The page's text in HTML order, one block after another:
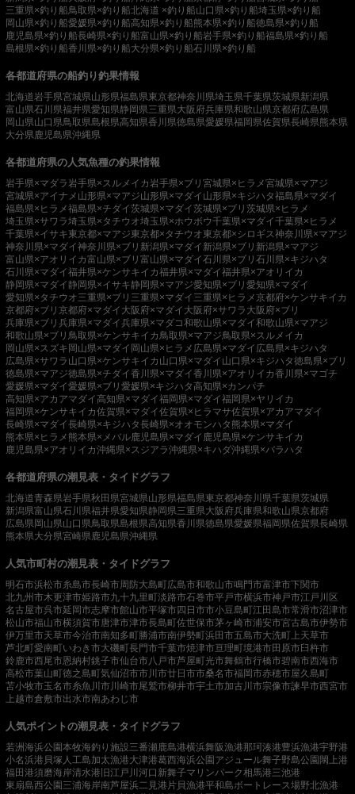
三重県×釣り船鳥取県×釣り船北海道 ×釣り船山口県×釣り船埼玉県×釣り船
岡山県×釣り船愛媛県×釣り船高知県×釣り船熊本県×釣り船徳島県×釣り船
鹿児島県×釣り船長崎県×釣り船富山県×釣り船岩手県×釣り船福島県×釣り船
島根県×釣り船香川県×釣り船大分県×釣り船石川県×釣り船
各都道府県の船釣り釣果情報
北海道岩手県宮城県山形県福島県東京都神奈川県埼玉県千葉県茨城県新潟県
富山県石川県福井県愛知県静岡県三重県大阪府兵庫県和歌山県京都府広島県
岡山県山口県鳥取県島根県高知県香川県徳島県愛媛県福岡県佐賀県長崎県熊本県
大分県 鹿児島県沖縄県
各都道府県の人気魚種の釣果情報
岩手県×マダラ 岩手県×スルメイカ 岩手県×ブリ 宮城県×ヒラメ宮城県×マアジ
宮城県×アイナメ 山形県×マアジ山形県×マダイ 山形県×キジハタ福島県×マダイ
福島県×ヒラメ福島県×チダイ茨城県×マダイ茨城県×ブリ 茨城県×ヒラメ
埼玉県×サワラ埼玉県×タチウオ埼玉県×ホウボウ千葉県×マダイ千葉県×ヒラメ
千葉県×イサキ東京都×マアジ東京都×タチウオ東京都×シロギス神奈川県×マアジ
神奈川県×マダイ神奈川県×ブリ 新潟県×マダイ 新潟県×ブリ 新潟県×マアジ
富山県×アオリイカ富山県×ブリ 富山県×マダイ石川県×ブリ 石川県×キジハタ
石川県×マダイ福井県×ケンサキイカ福井県×マダイ福井県×アオリイカ
静岡県×マダイ静岡県×イサキ静岡県×マアジ愛知県×ブリ 愛知県×マダイ
愛知県×タチウオ三重県×ブリ 三重県×マダイ 三重県×ヒラメ京都府×ケンサキイカ
京都府×ブリ 京都府×マダイ 大阪府×マダイ 大阪府×サワラ 大阪府×ブリ
兵庫県×ブリ 兵庫県×マダイ兵庫県×マダコ和歌山県×マダイ和歌山県×マアジ
和歌山県×ブリ 鳥取県×ケンサキイカ 鳥取県×マアジ鳥取県×スルメイカ
岡山県×スズキ岡山県×マダイ 岡山県×ヒラメ 広島県×マダイ 広島県×キジハタ
広島県×サワラ 山口県×ケンサキイカ 山口県×マダイ 山口県×キジハタ徳島県×ブリ
徳島県×マアジ徳島県×チダイ香川県×マダイ香川県×アオリイカ香川県×マゴチ
愛媛県×マダイ愛媛県×ブリ 愛媛県×キジハタ高知県×カンパチ
高知県×アカアマダイ高知県×マダイ福岡県×マダイ福岡県×ヤリイカ
福岡県×ケンサキイカ佐賀県×マダイ佐賀県×ヒラマサ佐賀県×アカアマダイ
長崎県×マダイ長崎県×キジハタ長崎県×オオモンハタ 熊本県×マダイ
熊本県×ヒラメ 熊本県×メバル鹿児島県×マダイ 鹿児島県×ケンサキイカ
鹿児島県×アオリイカ沖縄県×スジアラ沖縄県×キハダ沖縄県×バラハタ
各都道府県の潮見表・タイドグラフ
北海道青森県岩手県秋田県宮城県山形県福島県東京都神奈川県千葉県茨城県
新潟県富山県石川県福井県愛知県静岡県三重県大阪府兵庫県和歌山県京都府
広島県岡山県山口県鳥取県島根県高知県香川県徳島県愛媛県福岡県佐賀県長崎県
熊本県大分県宮崎県 鹿児島県沖縄県
人気市町村の潮見表・タイドグラフ
明石市浜松市糸島市長崎市周防大島町広島市和歌山市鳴門市富津市下関市
北九州市木更津市姫路市九十九里町淡路市石巻市平戸市横浜市神戸市江戸川区
名古屋市呉市延岡市志摩市館山市平塚市四日市市小豆島町江田島市常滑市沼津市
松山市福山市横須賀市唐津市津市長島町佐世保市茅ヶ崎市浦安市宮古島市伊勢市
伊万里市天草市今治市南知多町勝浦市南伊勢町浜田市五島市大洗町 上天草市
芦北町愛南町いわき市大磯町長門市千葉市焼津市亘理町境港市田原市臼杵市
鈴鹿市西尾市恩納村銚子市仙台市八戸市芦屋町光市舞鶴市行橋市碧南市西海市
高松市葉山町徳之島町気仙沼市市川市廿日市市桑名市福岡市赤穂市屋久島町
苫小牧市玉名市糸魚川市 川崎市尾鷲市柳井市宇土市加古川市宗像市諫早市西宮市
上越市倉敷市出水市南あわじ市
人気ポイントの潮見表・タイドグラフ
若洲海浜公園本牧海釣り施設三番瀬 鹿島港横浜舞阪漁港那珂湊港豊浜漁港宇野港
小名浜港 貝塚人工島加太漁港大津港葛西海浜公園アジュール舞子野島公園閖上港
福田港須磨海岸清水港 旧江戸川河口 新舞子マリンパーク相馬港三池港
東扇島西公園三浦海岸南芦屋浜二見港 片貝漁港平和島ボートレース場野北漁港